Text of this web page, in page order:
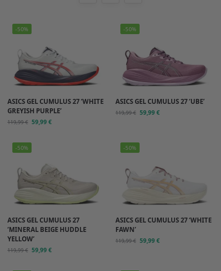
-50%
ASICS GEL CUMULUS 27 ‘WHITE
GREYISH PURPLE’
119,99€ 59,99€
-50%
ASICS GEL CUMULUS 27 ‘UBE’
119,99€ 59,99€
-50%
ASICS GEL CUMULUS 27
‘MINERAL BEIGE HUDDLE
YELLOW’
119,99€ 59,99€
-50%
ASICS GEL CUMULUS 27 ‘WHITE
FAWN’
119,99€ 59,99€